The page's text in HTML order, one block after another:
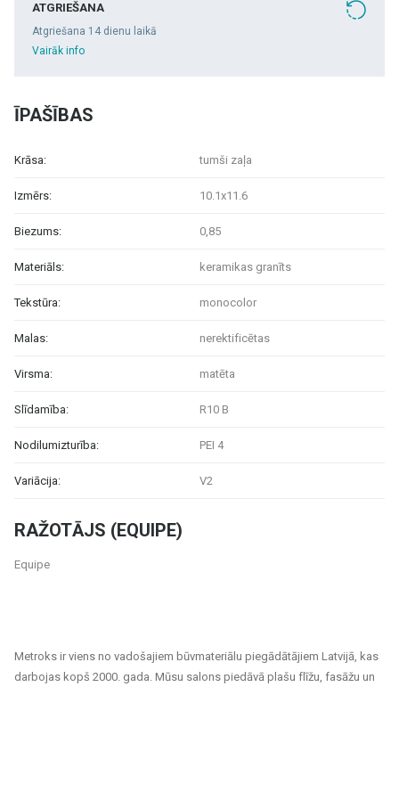
RAŽOTĀJS (EQUIPE)
Equipe
ATGRIEŠANA
Atgriešana 14 dienu laikā
Vairāk info
ĪPAŠĪBAS
Krāsa: tumši zaļa
Izmērs: 10.1x11.6
Biezums: 0,85
Materiāls: keramikas granīts
Tekstūra: monocolor
Malas: nerektificētas
Virsma: matēta
Slīdamība: R10 B
Nodilumizturība: PEI 4
Variācija: V2
Metroks ir viens no vadošajiem būvmateriālu piegādātājiem Latvijā, kas
darbojas kopš 2000. gada. Mūsu salons piedāvā plašu flīžu, fasāžu un